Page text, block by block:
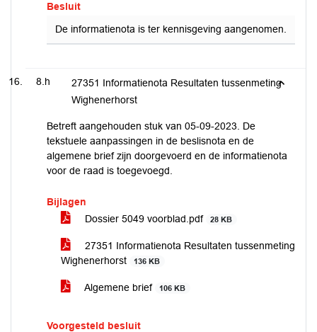
Besluit
De informatienota is ter kennisgeving aangenomen.
8.h
27351 Informatienota Resultaten tussenmeting
Wighenerhorst
Betreft aangehouden stuk van 05-09-2023. De
tekstuele aanpassingen in de beslisnota en de
algemene brief zijn doorgevoerd en de informatienota
voor de raad is toegevoegd.
Bijlagen
Dossier 5049 voorblad.pdf
28 KB
27351 Informatienota Resultaten tussenmeting
Wighenerhorst
136 KB
Algemene brief 106 KB
Voorgesteld besluit